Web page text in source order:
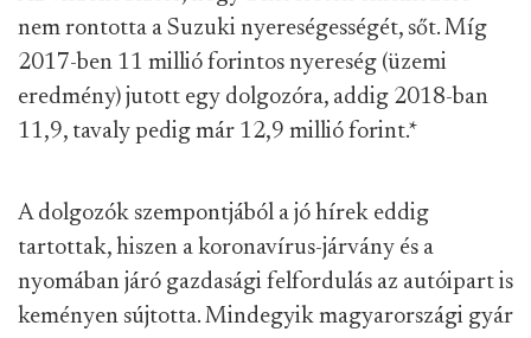
nem rontotta a Suzuki nyereségességét, sőt. Míg
2017-ben 11 millió forintos nyereség (üzemi
eredmény) jutott egy dolgozóra, addig 2018-ban
11,9, tavaly pedig már 12,9 millió forint.*
A dolgozók szempontjából a jó hírek eddig
tartottak, hiszen a koronavírus-járvány és a
nyomában járó gazdasági felfordulás az autóipart is
keményen sújtotta. Mindegyik magyarországi gyár